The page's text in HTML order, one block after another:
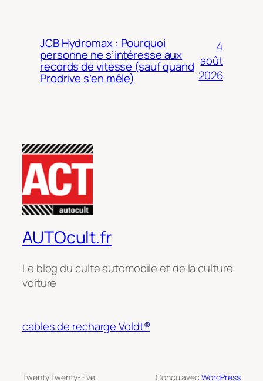
JCB Hydromax : Pourquoi
personne ne s’intéresse aux
records de vitesse (sauf quand
Prodrive s’en mêle)
4
août
2026
AUTOcult.fr
Le blog du culte automobile et de la culture
voiture
cables de recharge Voldt®
Twenty Twenty-Five Conçu avec WordPress